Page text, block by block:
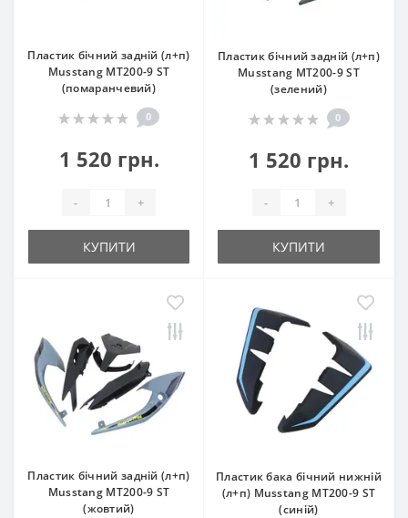
Пластик бічний задній (л+п)
Musstang МТ200-9 ST
(помаранчевий)
0
1 520 грн.
- +
КУПИТИ
Пластик бічний задній (л+п)
Musstang МТ200-9 ST
(зелений)
0
1 520 грн.
- +
КУПИТИ
Пластик бічний задній (л+п)
Musstang МТ200-9 ST
(жовтий)
Пластик бака бічний нижній
(л+п) Musstang МТ200-9 ST
(синій)